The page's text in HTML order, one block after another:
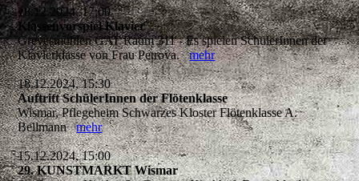
18.12.2024, 17:00
Klassenvorspiel Klavier
Grevesmühlen GAT Raum 311 - Es spielen SchülerInnen der
Klavierklasse von Frau Petrova.mehr
18.12.2024, 15:30
Auftritt SchülerInnen der Flötenklasse
Wismar, Pflegeheim Schwarzes Kloster Flötenklasse A.
Bellmannmehr
15.12.2024, 15:00
29. KUNSTMARKT Wismar